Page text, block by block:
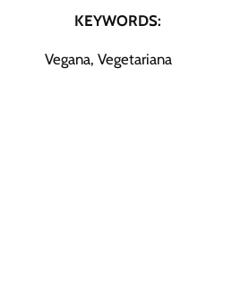
KEYWORDS:
Vegana, Vegetariana